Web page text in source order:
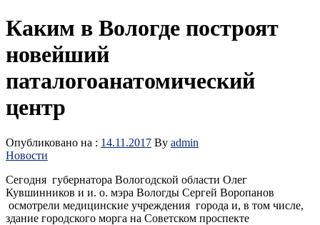
Каким в Вологде построят
новейший
паталогоанатомический
центр
Опубликовано на : 14.11.2017 By admin
Новости
Сегодня губернатора Вологодской области Олег
Кувшинников и и. о. мэра Вологды Сергей Воропанов
осмотрели медицинские учреждения города и, в том числе,
здание городского морга на Советском проспекте